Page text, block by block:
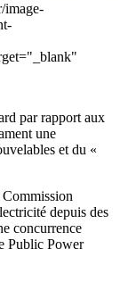
image-
par rapport aux
une
et du «
depuis des
concurrence
Public Power